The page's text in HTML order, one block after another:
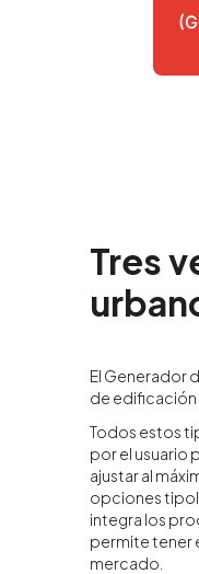
Tres
El Generador
de
Todos estos
por el usuario
ajustar al
opciones
integra los
permite tener
mercado.